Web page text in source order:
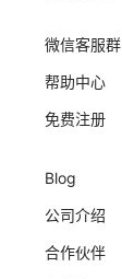
微信客服群
帮助中心
免费注册
Blog
公司介绍
合作伙伴